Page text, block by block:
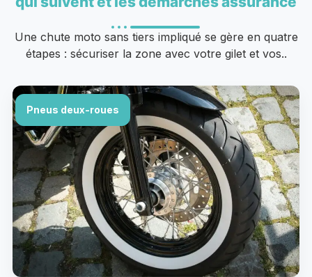
Une chute moto sans tiers impliqué se gère en quatre
étapes : sécuriser la zone avec votre gilet et vos..
Pneus deux-roues